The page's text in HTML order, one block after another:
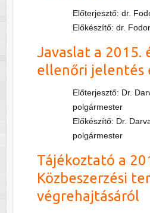
Előterjesztő: dr.
Előkészítő: dr.
Javaslat a 2015.
ellenőri jelentés
Előterjesztő: Dr.
polgármester
Előkészítő: Dr.
polgármester
Tájékoztató a
Közbeszerzési
végrehajtásáról